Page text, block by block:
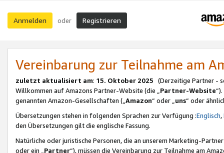
Anmelden oder Registrieren
Vereinbarung zur Teilnahme am
zuletzt aktualisiert am: 15. Oktober 2025 (Derzeitige Partner -
Willkommen auf Amazons Partner-Website (die „Partner-Website
genannten Amazon-Gesellschaften („Amazon“ oder „uns“ oder
Übersetzungen stehen in folgenden Sprachen zur Verfügung :Englisch,
den Übersetzungen gilt die englische Fassung.
Natürliche oder juristische Personen, die an unserem Marketing-
oder ein „Partner“), müssen die Vereinbarung zur Teilnahme am